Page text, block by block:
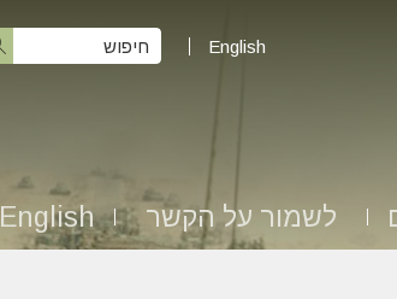
English
לשמור על הקשר English